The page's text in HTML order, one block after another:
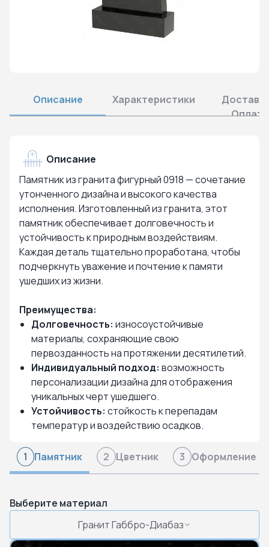
Описание Характеристики
Оплата
Описание
Памятник из гранита фигурный 0918 — сочетание
утонченного дизайна и высокого качества
исполнения. Изготовленный из гранита, этот
памятник обеспечивает долговечность и
устойчивость к природным воздействиям.
Каждая деталь тщательно проработана, чтобы
подчеркнуть уважение и почтение к памяти
ушедших из жизни.
Преимущества:
Долговечность: износоустойчивые
материалы, сохраняющие свою
первозданность на протяжении десятилетий.
Индивидуальный подход: возможность
персонализации дизайна для отображения
уникальных черт ушедшего.
Устойчивость: стойкость к перепадам
температур и воздействию осадков.
1 Памятник 2 Цветник 3 Оформление
Выберите материал
Гранит Габбро-Диабаз